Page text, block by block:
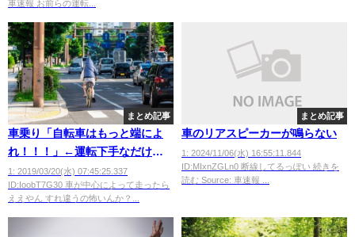
車速報 お前らの運転...
まとめ記事
車乗り「自転車はもっと端によ
れ！！！」←運転下手なだけで
は？ｗｗｗｗ
1: 2019/03/20(水) 07:45:25.337
ID:IoobT7G30 車が中心によって走ったら
ええやん すれ違うの怖いんか？...
まとめ記事
車のリアスピーカーが鳴らない
1: 2024/11/06(水) 16:55:11.844
ID:MIxnZGLn0 断線してるっぽい 続きを
読む Source: 車速報 ...